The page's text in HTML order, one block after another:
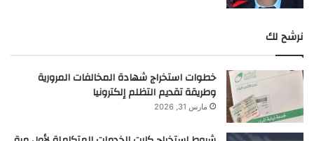
نرشح لك
خطوات استخراج شهادة المخالفات المرورية
وطريقة تقديم التظلم إلكترونيا
مارس 31, 2026